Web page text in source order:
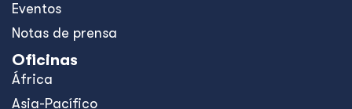
Eventos
Notas de prensa
Oficinas
África
Asia-Pacífico